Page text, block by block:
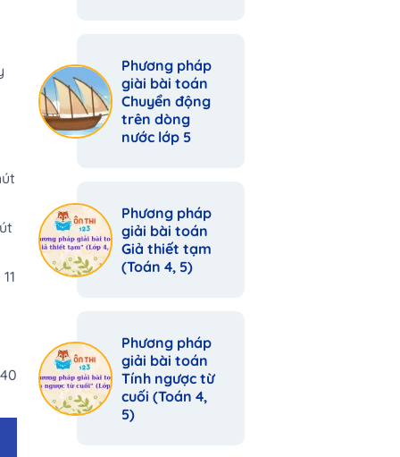
Phương pháp
giài bài toán
Chuyển động
trên dòng
nước lớp 5
Phương pháp
giải bài toán
Giả thiết tạm
(Toán 4, 5)
Phương pháp
giải bài toán
Tính ngược từ
cuối (Toán 4,
5)